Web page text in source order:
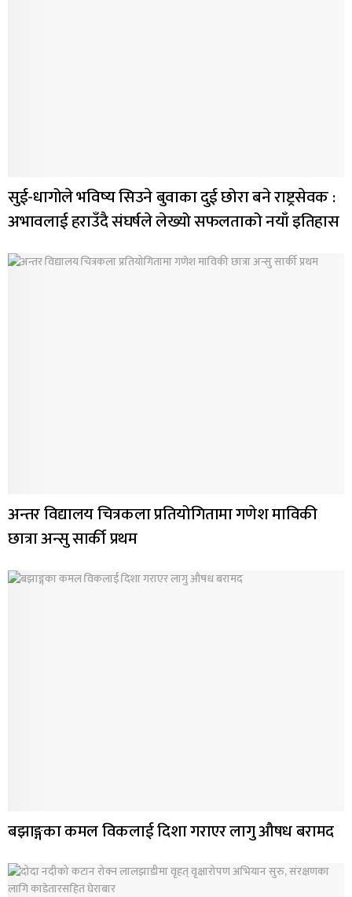
सुई-धागोले भविष्य सिउने बुवाका दुई छोरा बने राष्ट्रसेवक :
अभावलाई हराउँदै संघर्षले लेख्यो सफलताको नयाँ इतिहास
अन्तर विद्यालय चित्रकला प्रतियोगितामा गणेश माविकी
छात्रा अन्सु सार्की प्रथम
बझाङ्गका कमल विकलाई दिशा गराएर लागु औषध बरामद